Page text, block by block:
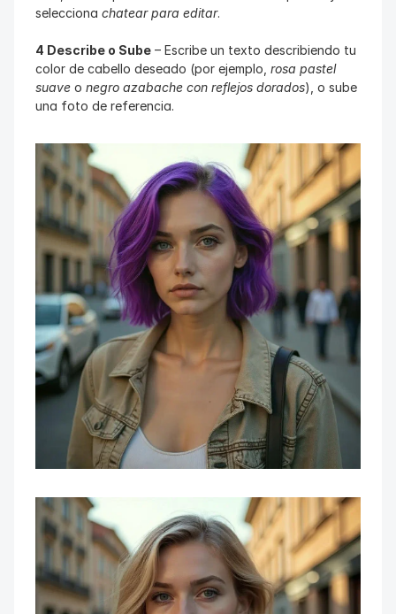
selecciona chatear para editar.
4 Describe o Sube – Escribe un texto describiendo tu
color de cabello deseado (por ejemplo, rosa pastel
suave o negro azabache con reflejos dorados), o sube
una foto de referencia.